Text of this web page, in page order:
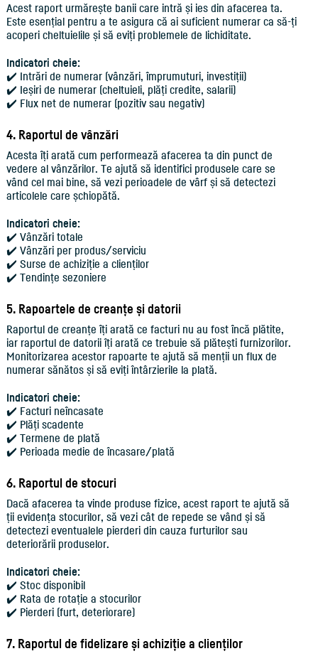
Acest raport urmărește banii care intră și ies din afacerea ta.
Este esențial pentru a te asigura că ai suficient numerar ca să-ți
acoperi cheltuielile și să eviți problemele de lichiditate.
Indicatori cheie:
✔️ Intrări de numerar (vânzări, împrumuturi, investiții)
✔️ Ieșiri de numerar (cheltuieli, plăți credite, salarii)
✔️ Flux net de numerar (pozitiv sau negativ)
4. Raportul de vânzări
Acesta îți arată cum performează afacerea ta din punct de
vedere al vânzărilor. Te ajută să identifici produsele care se
vând cel mai bine, să vezi perioadele de vârf și să detectezi
articolele care șchiopătă.
Indicatori cheie:
✔️ Vânzări totale
✔️ Vânzări per produs/serviciu
✔️ Surse de achiziție a clienților
✔️ Tendințe sezoniere
5. Rapoartele de creanțe și datorii
Raportul de creanțe îți arată ce facturi nu au fost încă plătite,
iar raportul de datorii îți arată ce trebuie să plătești furnizorilor.
Monitorizarea acestor rapoarte te ajută să menții un flux de
numerar sănătos și să eviți întârzierile la plată.
Indicatori cheie:
✔️ Facturi neîncasate
✔️ Plăți scadente
✔️ Termene de plată
✔️ Perioada medie de încasare/plată
6. Raportul de stocuri
Dacă afacerea ta vinde produse fizice, acest raport te ajută să
ții evidența stocurilor, să vezi cât de repede se vând și să
detectezi eventualele pierderi din cauza furturilor sau
deteriorării produselor.
Indicatori cheie:
✔️ Stoc disponibil
✔️ Rata de rotație a stocurilor
✔️ Pierderi (furt, deteriorare)
7. Raportul de fidelizare și achiziție a clienților